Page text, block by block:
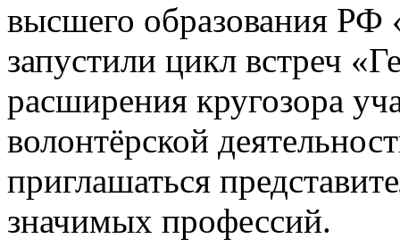
высшего образования РФ
запустили цикл встреч
расширения кругозора
волонтёрской
приглашаться
значимых профессий.